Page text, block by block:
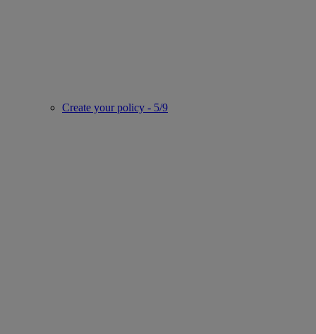
Create your policy - 5/9